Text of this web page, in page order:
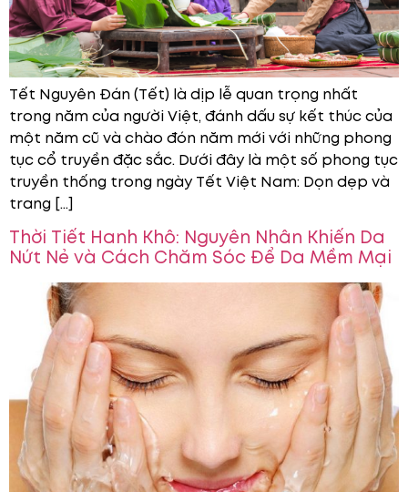
Tết Nguyên Đán (Tết) là dịp lễ quan trọng nhất
trong năm của người Việt, đánh dấu sự kết thúc của
một năm cũ và chào đón năm mới với những phong
tục cổ truyền đặc sắc. Dưới đây là một số phong tục
truyền thống trong ngày Tết Việt Nam: Dọn dẹp và
trang […]
Thời Tiết Hanh Khô: Nguyên Nhân Khiến Da
Nứt Nẻ và Cách Chăm Sóc Để Da Mềm Mại